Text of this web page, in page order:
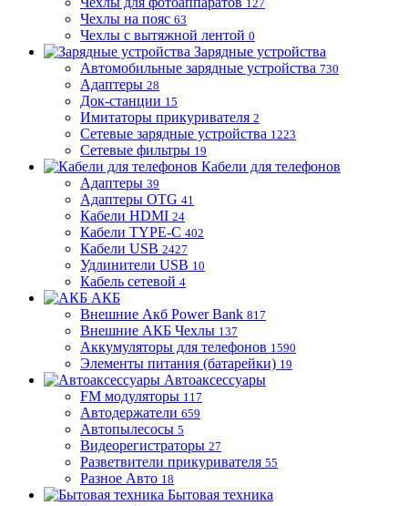
127
Чехлы на пояс 63
Чехлы с вытяжной лентой 0
Зарядные устройства
Автомобильные зарядные устройства 730
Адаптеры 28
Док-станции 15
Имитаторы прикуривателя 2
Сетевые зарядные устройства 1223
Сетевые фильтры 19
Кабели для телефонов
Адаптеры 39
Адаптеры OTG 41
Кабели HDMI 24
Кабели TYPE-C 402
Кабели USB 2427
Удлинители USB 10
Кабель сетевой 4
АКБ
Внешние Акб Power Bank 817
Внешние АКБ Чехлы 137
Аккумуляторы для телефонов 1590
Элементы питания (батарейки) 19
Автоаксессуары
FM модуляторы 117
Автодержатели 659
Автопылесосы 5
Видеорегистраторы 27
Разветвители прикуривателя 55
Разное Авто 18
Бытовая техника